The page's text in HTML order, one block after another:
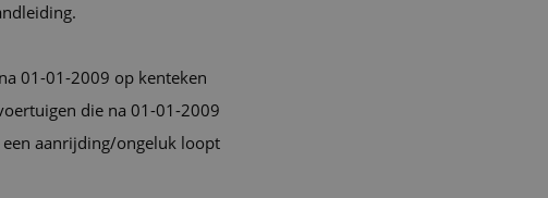
01-01-2009 op kenteken
die na 01-01-2009
aanrijding/ongeluk loopt